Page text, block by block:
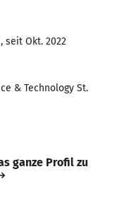
seit Okt. 2022
& Technology St.
ganze Profil zu